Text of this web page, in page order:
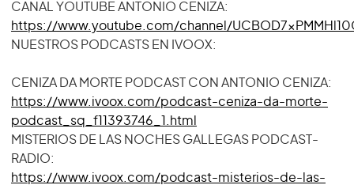
CANAL YOUTUBE ANTONIO CENIZA:
https://www.youtube.com/channel/
NUESTROS PODCASTS EN IVOOX:
CENIZA DA MORTE PODCAST CON ANTONIO CENIZA:
https://www.ivoox.com/podcast-ceniza-da-morte-
podcast_sq_f11393746_1.html
MISTERIOS DE LAS NOCHES GALLEGAS PODCAST-
RADIO:
https://www.ivoox.com/podcast-misterios-de-las-